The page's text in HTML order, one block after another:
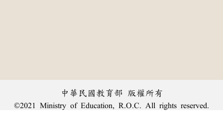
中華民國教育部 版權所有
©2021 Ministry of Education, R.O.C. All rights reserved.